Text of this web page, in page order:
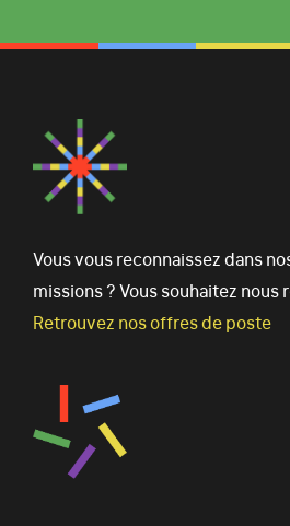
Vous vous reconnaissez dans
missions ? Vous souhaitez nous
Retrouvez nos offres de poste